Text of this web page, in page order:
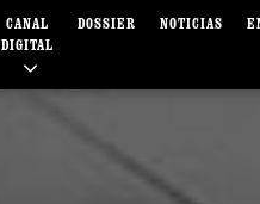
CANAL
DIGITAL
DOSSIER NOTICIAS